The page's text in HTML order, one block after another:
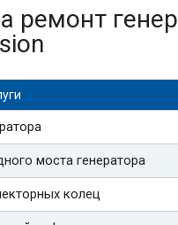
ремонт
моста генератора
колец